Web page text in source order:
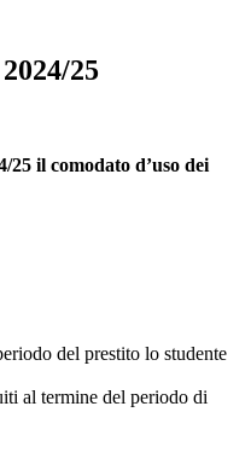
25
il comodato d’uso dei
del prestito lo studente
al termine del periodo di